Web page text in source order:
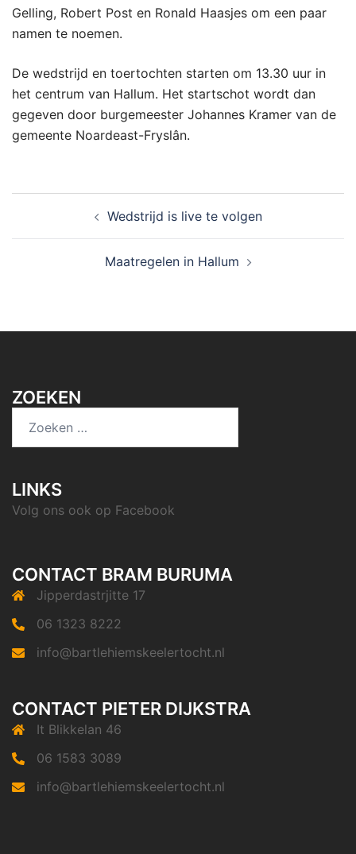
Gelling, Robert Post en Ronald Haasjes om een paar
namen te noemen.
De wedstrijd en toertochten starten om 13.30 uur in
het centrum van Hallum. Het startschot wordt dan
gegeven door burgemeester Johannes Kramer van de
gemeente Noardeast-Fryslân.
navigatie
Wedstrijd is live te volgen
Maatregelen in Hallum
ZOEKEN
naar:
LINKS
Volg ons ook op Facebook
CONTACT BRAM BURUMA
Jipperdastrjitte 17
06 1323 8222
info@bartlehiemskeelertocht.nl
CONTACT PIETER DIJKSTRA
It Blikkelan 46
06 1583 3089
info@bartlehiemskeelertocht.nl